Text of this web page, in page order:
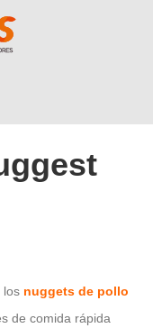
los nuggets de pollo
de comida rápida